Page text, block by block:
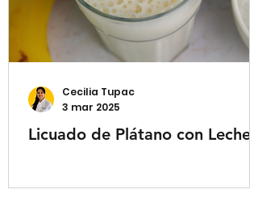
Licuado de Plátano con Leche
Cecilia Tupac
3 mar 2025